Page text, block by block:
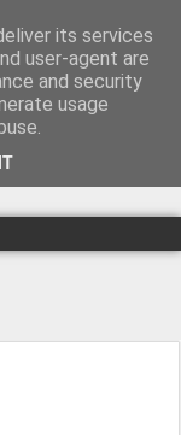
its services
user-agent are
and security
usage